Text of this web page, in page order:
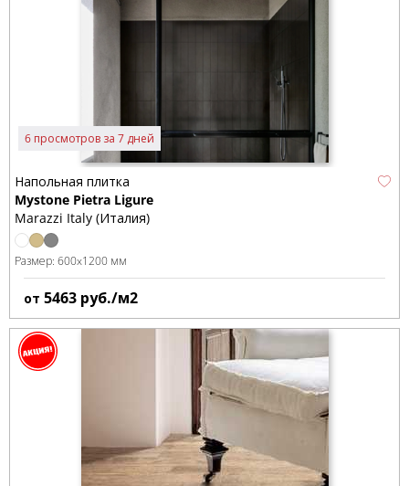
6 просмотров за 7 дней
Напольная плитка
Mystone Pietra Ligure
Marazzi Italy (Италия)
Размер: 600x1200 мм
от 5463 руб./м2